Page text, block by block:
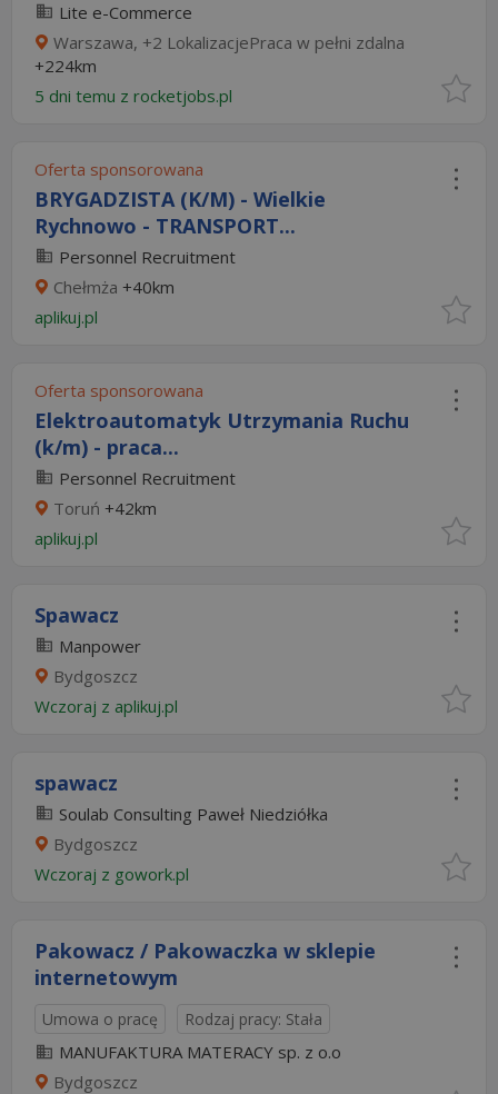
Lite e-Commerce
Warszawa, +2 LokalizacjePraca w pełni zdalna
+224km
5 dni temu z rocketjobs.pl
Oferta sponsorowana
BRYGADZISTA (K/M) - Wielkie
Rychnowo - TRANSPORT...
Personnel Recruitment
Chełmża +40km
aplikuj.pl
Oferta sponsorowana
Elektroautomatyk Utrzymania Ruchu
(k/m) - praca...
Personnel Recruitment
Toruń +42km
aplikuj.pl
Spawacz
Manpower
Bydgoszcz
Wczoraj z aplikuj.pl
spawacz
Soulab Consulting Paweł Niedziółka
Bydgoszcz
Wczoraj z gowork.pl
Pakowacz / Pakowaczka w sklepie
internetowym
Umowa o pracę Rodzaj pracy: Stała
MANUFAKTURA MATERACY sp. z o.o
Bydgoszcz